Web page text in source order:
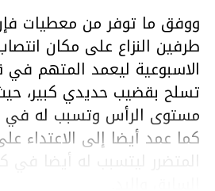
ووفق ما توفر من معطيات فإن
طرفين النزاع على مكان
الاسبوعية ليعمد المتهم في
تسلح بقضيب حديدي كبير،
مستوى الرأس وتسبب له في
كما عمد أيضا إلى الاعتداء
المتضرر ليتسبب له أيضا